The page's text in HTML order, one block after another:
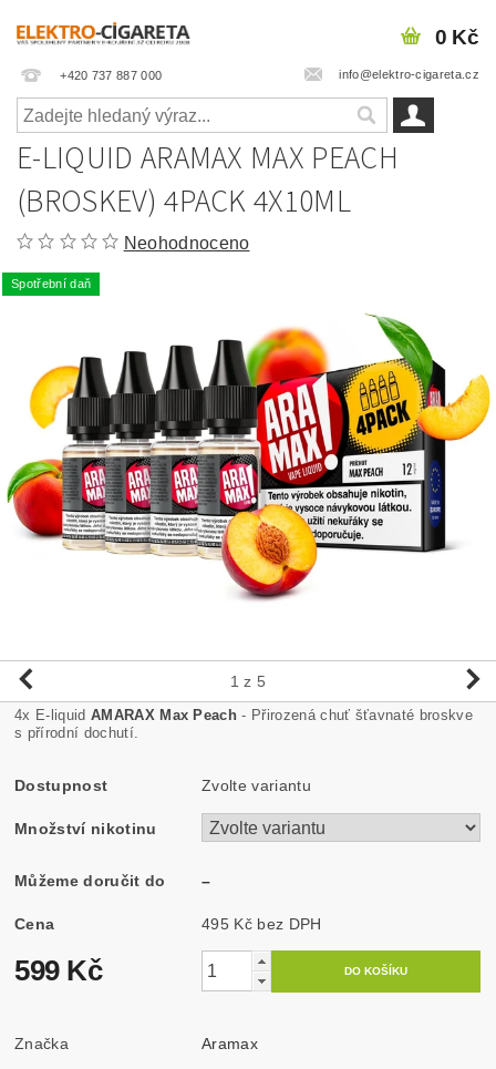
+420 737 887 000 info@elektro-cigareta.cz
0 Kč
E-LIQUID ARAMAX MAX PEACH
(BROSKEV) 4PACK 4X10ML
Neohodnoceno
Spotřební daň
1 z 5
4x E-liquid AMARAX Max Peach - Přirozená chuť šťavnaté broskve
s přírodní dochutí.
Dostupnost Zvolte variantu
Množství nikotinu
Můžeme doručit do –
Cena 495 Kč bez DPH
599 Kč
Značka Aramax